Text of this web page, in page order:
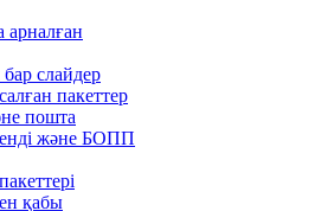
арналған
слайдер
пакеттер
пошта
және БОПП
қабы